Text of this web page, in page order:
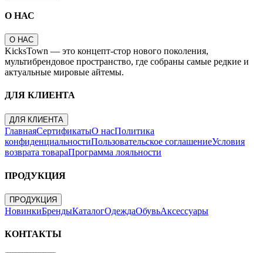
О НАС
О НАС
KicksTown — это концепт-стор нового поколения,
мультибрендовое пространство, где собраны самые редкие и
актуальные мировые айтемы.
ДЛЯ КЛИЕНТА
ДЛЯ КЛИЕНТА
ГлавнаяСертификатыО насПолитика
конфиденциальностиПользовательское соглашениеУсловия
возврата товараПрограмма лояльности
ПРОДУКЦИЯ
ПРОДУКЦИЯ
НовинкиБрендыКаталогОдеждаОбувьАксессуары
КОНТАКТЫ